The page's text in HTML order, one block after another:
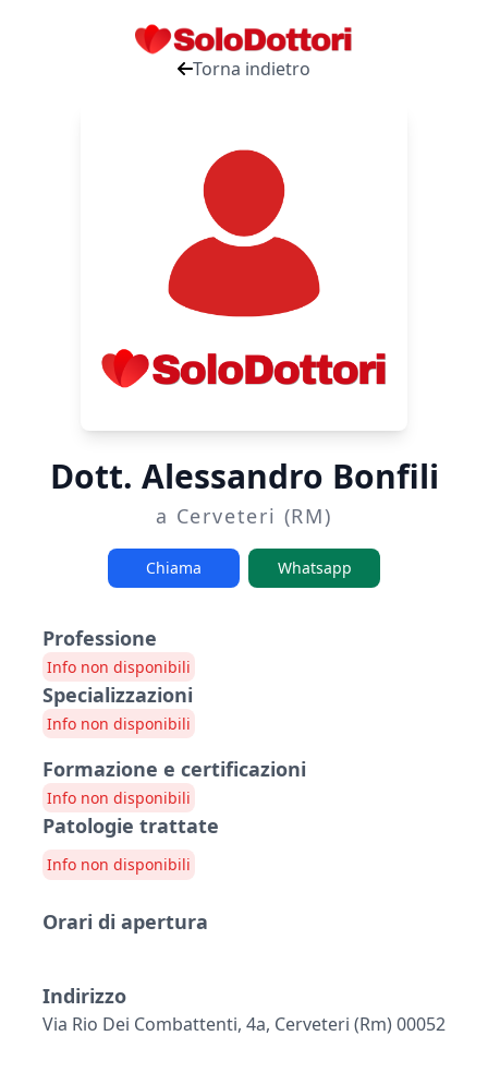
Torna indietro
Dott. Alessandro Bonfili
a Cerveteri (RM)
Chiama Whatsapp
Professione
Info non disponibili
Specializzazioni
Info non disponibili
Formazione e certificazioni
Info non disponibili
Patologie trattate
Info non disponibili
Orari di apertura
Indirizzo
Via Rio Dei Combattenti, 4a, Cerveteri (rm) 00052